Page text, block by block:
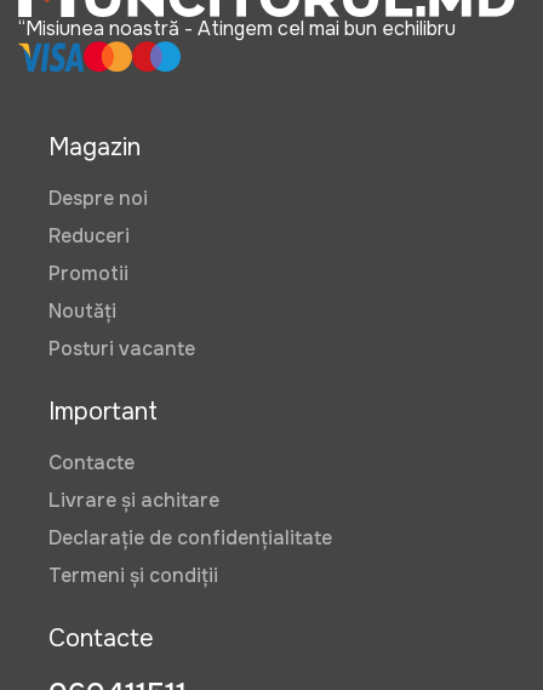
“Misiunea noastră - Atingem cel mai bun echilibru
Magazin
Despre noi
Reduceri
Promotii
Noutăți
Posturi vacante
Important
Contacte
Livrare și achitare
Declarație de confidențialitate
Termeni și condiții
Contacte